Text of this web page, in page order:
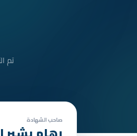
تم
صاحب الشهادة